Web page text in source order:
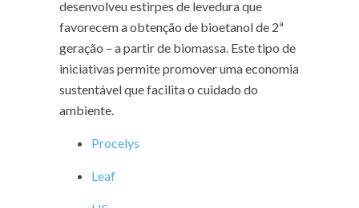
desenvolveu estirpes de levedura que
favorecem a obtenção de bioetanol de 2ª
geração – a partir de biomassa. Este tipo de
iniciativas permite promover uma economia
sustentável que facilita o cuidado do
ambiente.
Procelys
Leaf